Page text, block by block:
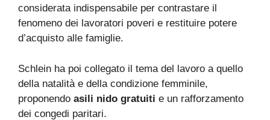
considerata indispensabile per contrastare il
fenomeno dei lavoratori poveri e restituire potere
d’acquisto alle famiglie.
Schlein ha poi collegato il tema del lavoro a quello
della natalità e della condizione femminile,
proponendo asili nido gratuiti e un rafforzamento
dei congedi paritari.